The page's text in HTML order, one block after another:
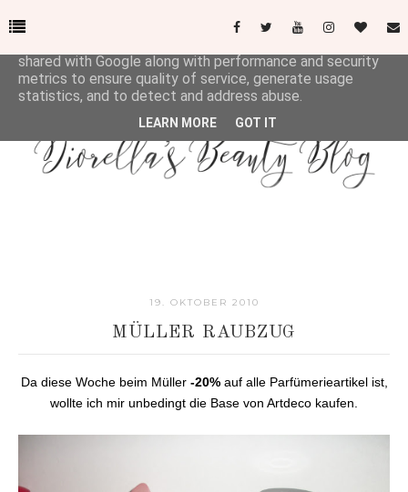
19. OKTOBER 2010
MÜLLER RAUBZUG
Da diese Woche beim Müller-20%auf alle Parfümerieartikel ist,
wollte ich mir unbedingt die Base von Artdeco kaufen.
This site uses cookies from Google to deliver its services
shared with Google along with performance and security
metrics to ensure quality of service, generate usage
statistics, and to detect and address abuse.
LEARN MORE GOT IT